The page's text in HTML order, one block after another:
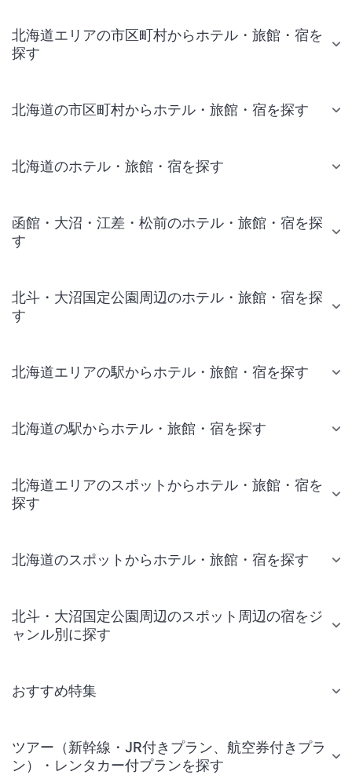
北海道エリアの市区町村からホテル・旅館・宿を
探す
北海道の市区町村からホテル・旅館・宿を探す
北海道のホテル・旅館・宿を探す
函館・大沼・江差・松前のホテル・旅館・宿を探
す
北斗・大沼国定公園周辺のホテル・旅館・宿を探
す
北海道エリアの駅からホテル・旅館・宿を探す
北海道の駅からホテル・旅館・宿を探す
北海道エリアのスポットからホテル・旅館・宿を
探す
北海道のスポットからホテル・旅館・宿を探す
北斗・大沼国定公園周辺のスポット周辺の宿をジ
ャンル別に探す
おすすめ特集
ツアー（新幹線・JR付きプラン、航空券付きプラ
ン）・レンタカー付プランを探す